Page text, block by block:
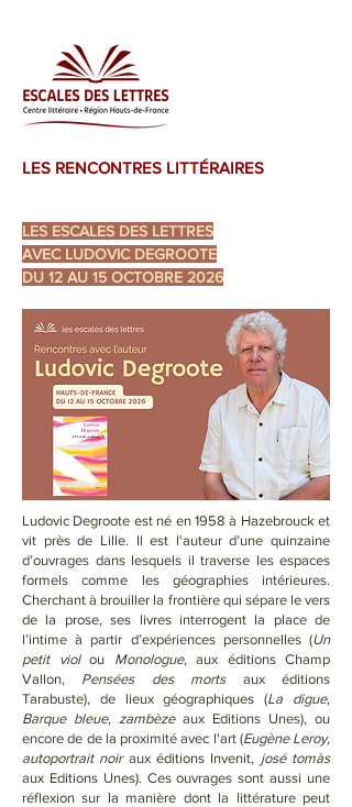
LES RENCONTRES LITTÉRAIRES
LES ESCALES DES LETTRES
AVEC LUDOVIC DEGROOTE
DU 12 AU 15 OCTOBRE 2026
Ludovic Degroote est né en 1958 à Hazebrouck et
vit près de Lille. Il est l'auteur d’une quinzaine
d’ouvrages dans lesquels il traverse les espaces
formels comme les géographies intérieures.
Cherchant à brouiller la frontière qui sépare le vers
de la prose, ses livres interrogent la place de
l’intime à partir d’expériences personnelles (Un
petit violou Monologue, aux éditions Champ
Vallon, Pensées des mortsaux éditions
Tarabuste), de lieux géographiques (La digue,
Barque bleue, zambèzeaux Editions Unes), ou
encore de de la proximité avec l'art (Eugène Leroy,
autoportrait noiraux éditions Invenit, josé tomàs
aux Editions Unes). Ces ouvrages sont aussi une
réflexion sur la manière dont la littérature peut